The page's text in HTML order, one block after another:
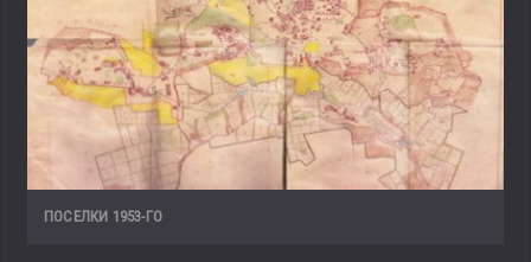
ПОСЕЛКИ 1953-ГО